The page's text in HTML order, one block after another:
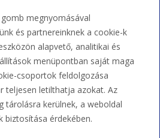
megnyomásával
és partnereinknek a cookie-k
alapvető, analitikai és
menüpontban saját maga
csoportok feldolgozása
teljesen letilthatja azokat. Az
tárolásra kerülnek, a weboldal
biztosítása érdekében.